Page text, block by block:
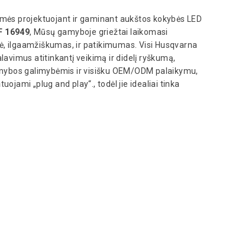
projektuojant ir gaminant aukštos kokybės LED
16949, Mūsų gamyboje griežtai laikomasi
ilgaamžiškumas, ir patikimumas. Visi Husqvarna
atitinkantį veikimą ir didelį ryškumą,
galimybėmis ir visišku OEM/ODM palaikymu,
„plug and play“., todėl jie idealiai tinka